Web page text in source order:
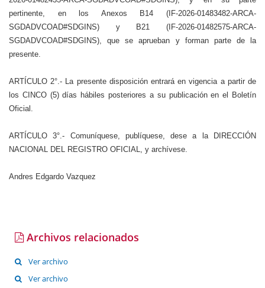
pertinente, en los Anexos B14 (IF-2026-01483482-ARCA-
SGDADVCOAD#SDGINS) y B21 (IF-2026-01482575-ARCA-
SGDADVCOAD#SDGINS), que se aprueban y forman parte de la
presente.
ARTÍCULO 2°.- La presente disposición entrará en vigencia a partir de
los CINCO (5) días hábiles posteriores a su publicación en el Boletín
Oficial.
ARTÍCULO 3°.- Comuníquese, publíquese, dese a la DIRECCIÓN
NACIONAL DEL REGISTRO OFICIAL, y archívese.
Andres Edgardo Vazquez
Archivos relacionados
Ver archivo
Ver archivo